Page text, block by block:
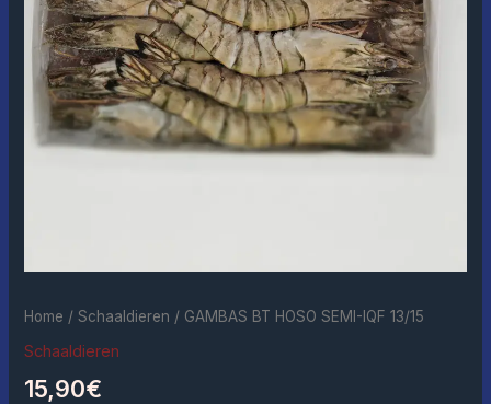
Home /Schaaldieren / GAMBAS BT HOSO SEMI-IQF 13/15
Schaaldieren
15,90€